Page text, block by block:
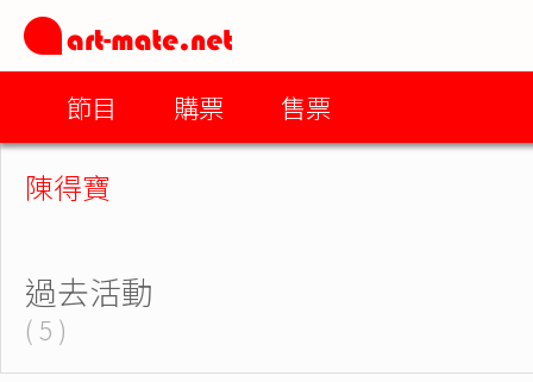
節目 購票 售票
陳得寶
過去活動
( 5 )